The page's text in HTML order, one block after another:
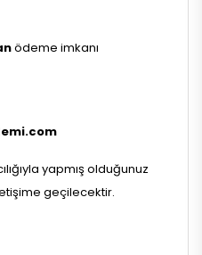
ödeme imkanı
yapmış olduğunuz
geçilecektir.